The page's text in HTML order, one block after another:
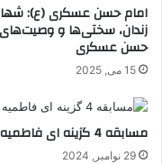
امام حسن عسکری (ع):
زندان، سختی‌ها و
حسن عسکری
15 می, 2025
مسابقه 4 گزینه ای فاطمیه 1403
29 نوامبر, 2024